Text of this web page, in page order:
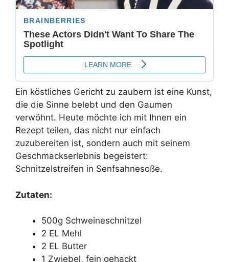
Ein köstliches Gericht zu zaubern ist eine Kunst,
die die Sinne belebt und den Gaumen
verwöhnt. Heute möchte ich mit Ihnen ein
Rezept teilen, das nicht nur einfach
zuzubereiten ist, sondern auch mit seinem
Geschmackserlebnis begeistert:
Schnitzelstreifen in Senfsahnesoße.
Zutaten:
500g Schweineschnitzel
2 EL Mehl
2 EL Butter
1 Zwiebel, fein gehackt